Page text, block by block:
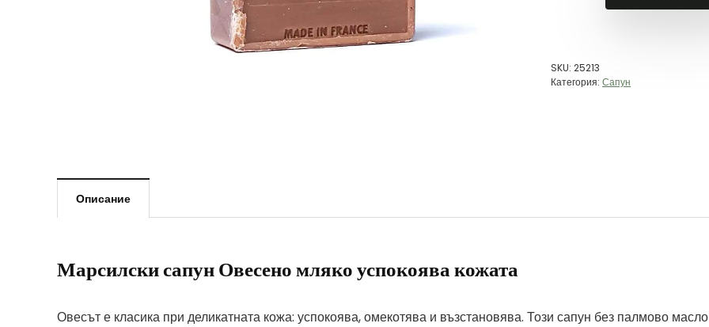
SKU: 25213
Категория: Сапун
Описание
Марсилски сапун Овесено мляко успокоява кожата
Овесът е класика при деликатната кожа: успокоява, омекотява и възстановява. Този сапун без палмово